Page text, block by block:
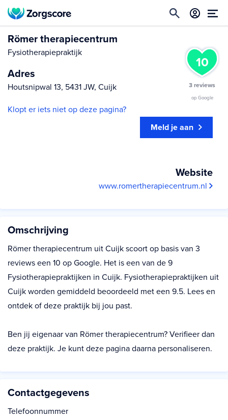
10
3 reviews
op Google
Römer therapiecentrum
Fysiotherapiepraktijk
Adres
Houtsnipwal 13, 5431 JW, Cuijk
Klopt er iets niet op deze pagina?
Meld je aan
Website
www.romertherapiecentrum.nl
Omschrijving
Römer therapiecentrum uit Cuijk scoort op basis van 3
reviews een 10 op Google. Het is een van de 9
Fysiotherapiepraktijken in Cuijk. Fysiotherapiepraktijken uit
Cuijk worden gemiddeld beoordeeld met een 9.5. Lees en
ontdek of deze praktijk bij jou past.
Ben jij eigenaar van Römer therapiecentrum? Verifieer dan
deze praktijk. Je kunt deze pagina daarna personaliseren.
Contactgegevens
Telefoonnummer